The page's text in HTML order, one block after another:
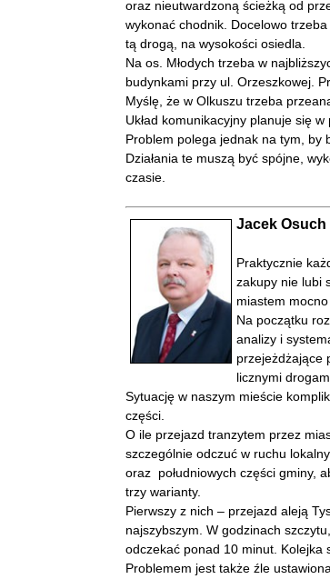
oraz nieutwardzoną ścieżką od
wykonać chodnik. Docelowo
tą drogą, na wysokości osiedla.
Na os. Młodych trzeba w
budynkami przy ul. Orzeszkowej.
Myślę, że w Olkuszu trzeba
Układ komunikacyjny planuje się
Problem polega jednak na tym, by
Działania te muszą być spójne,
czasie.
Jacek Osuch
Praktycznie
zakupy nie lubi
miastem
Na początku
analizy i
przejeżdżające
licznymi
Sytuację w naszym mieście
części.
O ile przejazd tranzytem przez
szczególnie odczuć w ruchu
oraz południowych części gminy,
trzy warianty.
Pierwszy z nich – przejazd aleją
najszybszym. W godzinach
odczekać ponad 10 minut. Kolejka
Problemem jest także źle